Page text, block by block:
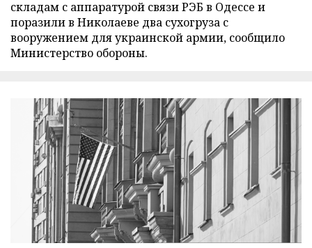
складам с аппаратурой связи РЭБ в Одессе и
поразили в Николаеве два сухогруза с
вооружением для украинской армии, сообщило
Министерство обороны.